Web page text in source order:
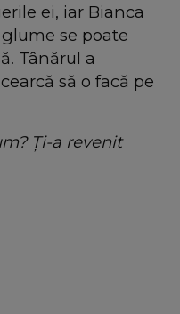
ei, iar Bianca
se poate
Tânărul a
să o facă pe
Ți-a revenit